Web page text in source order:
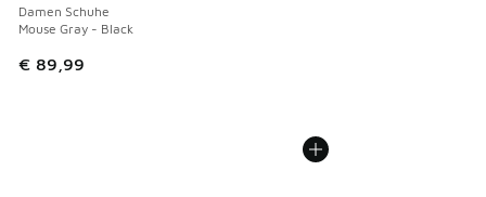
Damen Schuhe
Mouse Gray - Black
€ 89,99